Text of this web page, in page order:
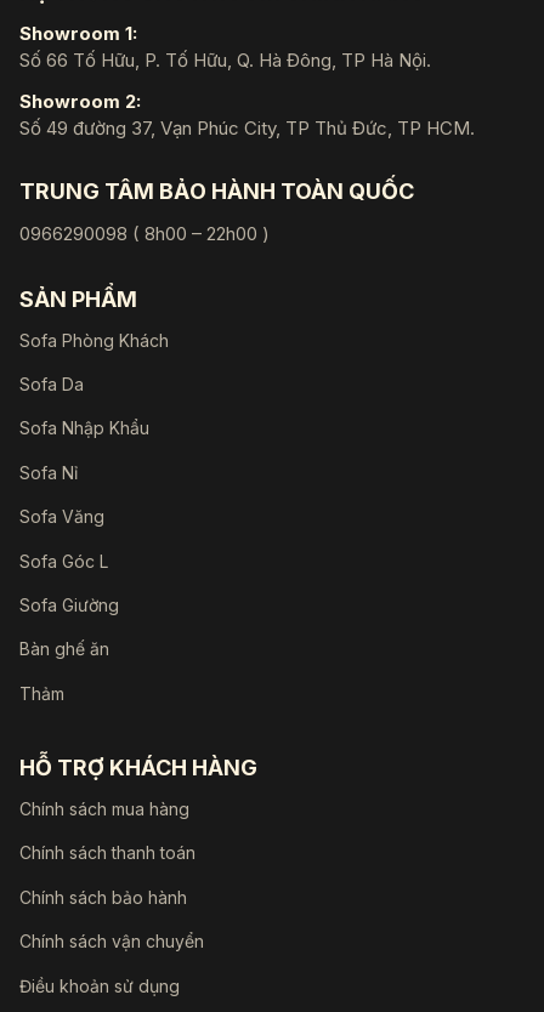
Showroom 1:
Số 66 Tố Hữu, P. Tố Hữu, Q. Hà Đông, TP Hà Nội.
Showroom 2:
Số 49 đường 37, Vạn Phúc City, TP Thủ Đức, TP HCM.
TRUNG TÂM BẢO HÀNH TOÀN QUỐC
0966290098 ( 8h00 – 22h00 )
SẢN PHẨM
Sofa Phòng Khách
Sofa Da
Sofa Nhập Khẩu
Sofa Nỉ
Sofa Văng
Sofa Góc L
Sofa Giường
Bàn ghế ăn
Thảm
HỖ TRỢ KHÁCH HÀNG
Chính sách mua hàng
Chính sách thanh toán
Chính sách bảo hành
Chính sách vận chuyển
Điều khoản sử dụng